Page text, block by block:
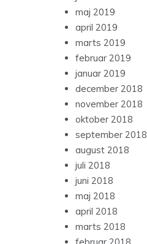
maj 2019
april 2019
marts 2019
februar 2019
januar 2019
december 2018
november 2018
oktober 2018
september 2018
august 2018
juli 2018
juni 2018
maj 2018
april 2018
marts 2018